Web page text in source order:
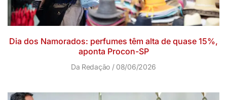
Dia dos Namorados: perfumes têm alta de quase 15%,
aponta Procon-SP
Da Redação 08/06/2026